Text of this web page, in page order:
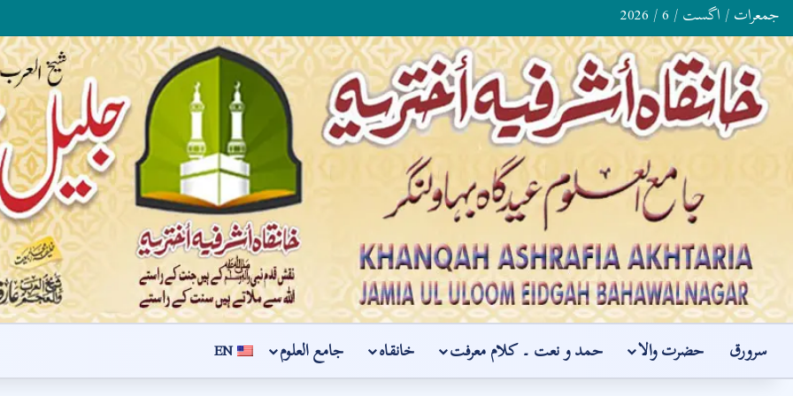
جمعرات / اگست / 6 / 2026
سرورق حضرت والا حمد و نعت ۔ کلام معرفت خانقاہ جامع العلوم EN